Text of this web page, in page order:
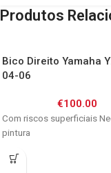
Produtos
Bico Direito Yamaha
04-06
€100.00
Com riscos superficiais
pintura